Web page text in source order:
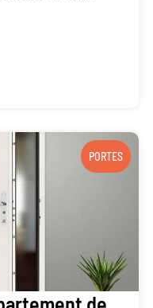
PORTES